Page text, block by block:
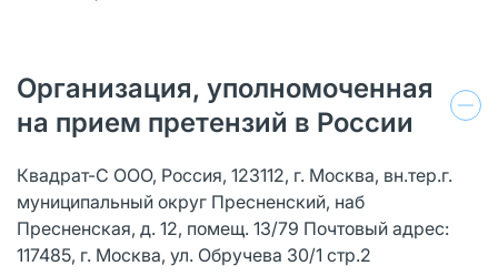
Организация, уполномоченная
на прием претензий в России
Квадрат-С ООО, Россия, 123112, г. Москва, вн.тер.г.
муниципальный округ Пресненский, наб
Пресненская, д. 12, помещ. 13/79 Почтовый адрес:
117485, г. Москва, ул. Обручева 30/1 стр.2